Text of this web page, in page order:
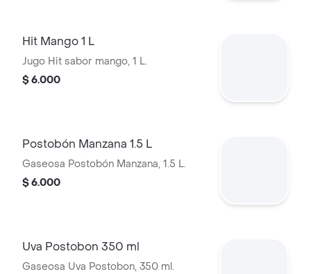
Hit Mango 1 L
Jugo Hit sabor mango, 1 L.
$ 6.000
Postobón Manzana 1.5 L
Gaseosa Postobón Manzana, 1.5 L.
$ 6.000
Uva Postobon 350 ml
Gaseosa Uva Postobon, 350 ml.